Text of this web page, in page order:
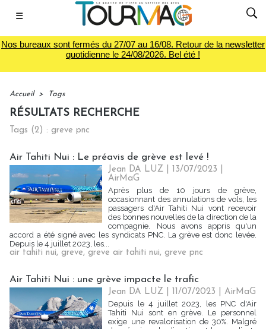
☰
Nos bureaux sont fermés du 27/07 au 16/08. Retour de la newsletter
quotidienne le 24/08/2026. Bel été !
Accueil > Tags
RÉSULTATS RECHERCHE
Tags (2) : greve pnc
Air Tahiti Nui : Le préavis de grève est levé !
Jean DA LUZ | 13/07/2023
AirMaG
Après plus de 10 jours de grève,
occasionnant des annulations de vols, les
passagers d'Air Tahiti Nui vont recevoir
des bonnes nouvelles de la direction de la
compagnie. Nous avons appris qu'un
accord a été signé avec les syndicats PNC. La grève est donc levée.
Depuis le 4 juillet 2023, les...
air tahiti nui, greve, greve air tahiti nui, greve pnc
Air Tahiti Nui : une grève impacte le trafic
Jean DA LUZ | 11/07/2023 |AirMaG
Depuis le 4 juillet 2023, les PNC d'Air
Tahiti Nui sont en grève. Le personnel
exige une revalorisation de 30%. Malgré